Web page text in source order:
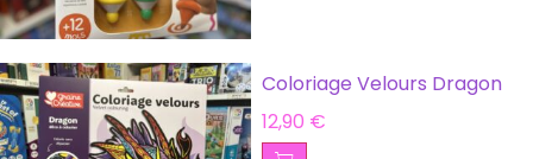
Coloriage Velours Dragon
12,90 €